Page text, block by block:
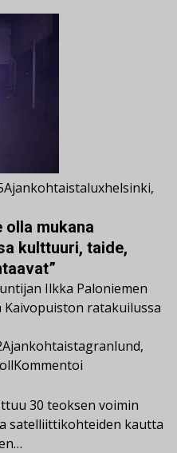
Ajankohtaistaluxhelsinki,
olla mukana
kulttuuri, taide,
Ilkka Paloniemen
Kaivopuiston ratakuilussa
Ajankohtaistagranlund,
Kommentoi
30 teoksen voimin
satelliittikohteiden kautta